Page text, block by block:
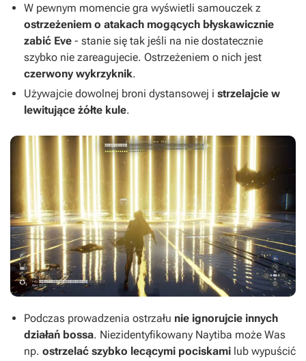
W pewnym momencie gra wyświetli samouczek z
ostrzeżeniem o atakach mogących błyskawicznie
zabić Eve - stanie się tak jeśli na nie dostatecznie
szybko nie zareagujecie. Ostrzeżeniem o nich jest
czerwony wykrzyknik.
Używajcie dowolnej broni dystansowej i strzelajcie w
lewitujące żółte kule.
Podczas prowadzenia ostrzału nie ignorujcie innych
działań bossa. Niezidentyfikowany Naytiba może Was
np. ostrzelać szybko lecącymi pociskami lub wypuścić